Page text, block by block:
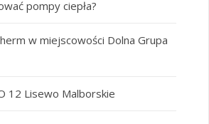
pompy ciepła?
w miejscowości Dolna Grupa
12 Lisewo Malborskie